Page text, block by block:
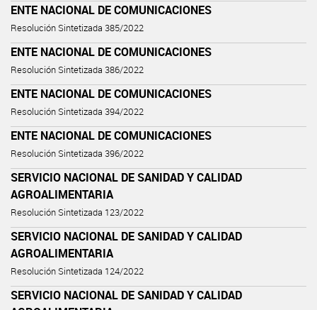
ENTE NACIONAL DE COMUNICACIONES
Resolución Sintetizada 385/2022
ENTE NACIONAL DE COMUNICACIONES
Resolución Sintetizada 386/2022
ENTE NACIONAL DE COMUNICACIONES
Resolución Sintetizada 394/2022
ENTE NACIONAL DE COMUNICACIONES
Resolución Sintetizada 396/2022
SERVICIO NACIONAL DE SANIDAD Y CALIDAD
AGROALIMENTARIA
Resolución Sintetizada 123/2022
SERVICIO NACIONAL DE SANIDAD Y CALIDAD
AGROALIMENTARIA
Resolución Sintetizada 124/2022
SERVICIO NACIONAL DE SANIDAD Y CALIDAD